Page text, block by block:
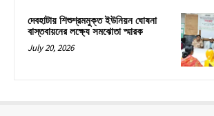
দেবহাটায় শিশুশ্রমমুক্ত ইউনিয়ন ঘোষনা
বাস্তবায়নের লক্ষ্যে সমঝোতা স্মারক
July 20, 2026